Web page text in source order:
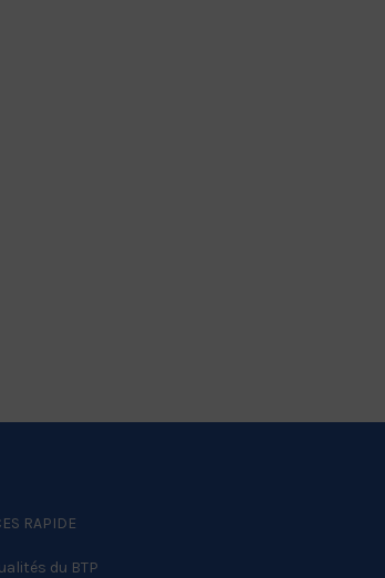
RAPIDE
du BTP